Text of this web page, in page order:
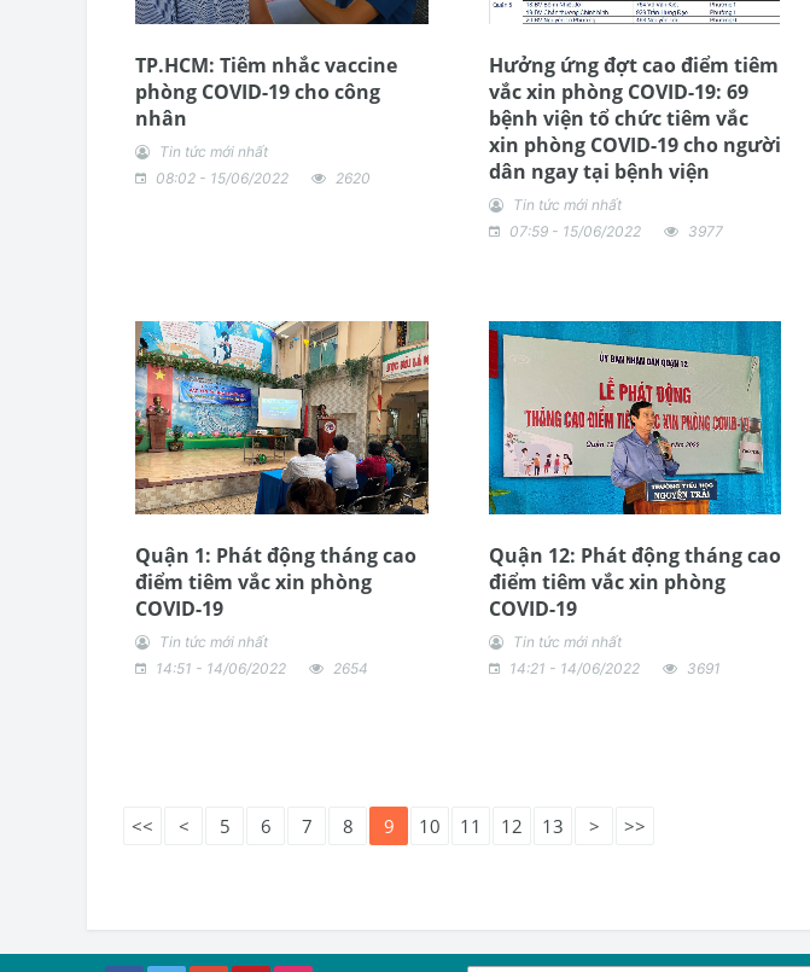
TP.HCM: Tiêm nhắc vaccine
phòng COVID-19 cho công
nhân
Tin tức mới nhất
08:02 - 15/06/2022
2620
Hưởng ứng đợt cao điểm tiêm
vắc xin phòng COVID-19: 69
bệnh viện tổ chức tiêm vắc
xin phòng COVID-19 cho người
dân ngay tại bệnh viện
Tin tức mới nhất
07:59 - 15/06/2022
3977
Quận 1: Phát động tháng cao
điểm tiêm vắc xin phòng
COVID-19
Tin tức mới nhất
14:51 - 14/06/2022
2654
Quận 12: Phát động tháng cao
điểm tiêm vắc xin phòng
COVID-19
Tin tức mới nhất
14:21 - 14/06/2022
3691
<< < 5 6 7 8 9 10 11 12 13 > >>